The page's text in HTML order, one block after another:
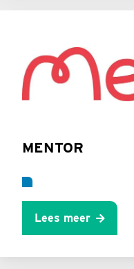
MENTOR
Lees meer